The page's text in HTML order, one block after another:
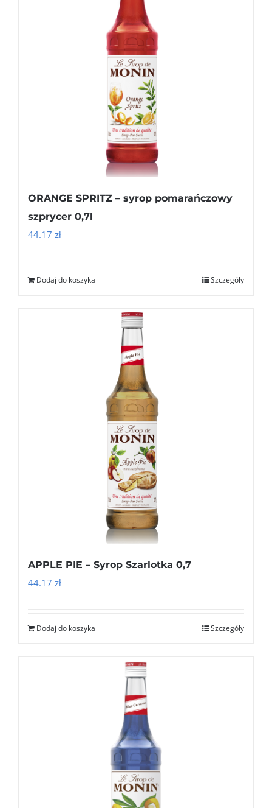
ORANGE SPRITZ – syrop pomarańczowy
szprycer 0,7l
44.17 zł
Dodaj do koszyka Szczegóły
APPLE PIE – Syrop Szarlotka 0,7
44.17 zł
Dodaj do koszyka Szczegóły